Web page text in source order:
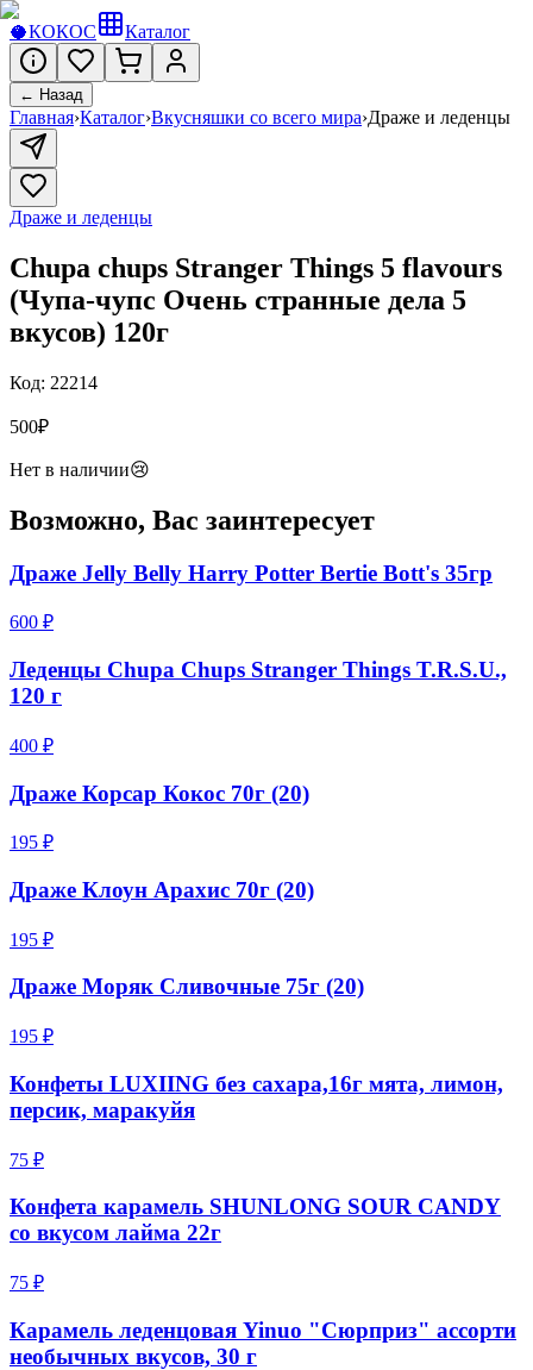
🥥КОКОС Каталог
← Назад
Главная›Каталог›Вкусняшки со всего мира›Драже и леденцы
Драже и леденцы
Chupa chups Stranger Things 5 flavours
(Чупа-чупс Очень странные дела 5
вкусов) 120г
Код: 22214
500₽
Нет в наличии😢
Возможно, Вас заинтересует
Драже Jelly Belly Harry Potter Bertie Bott's 35гр
600 ₽
Леденцы Chupa Chups Stranger Things T.R.S.U.,
120 г
400 ₽
Драже Корсар Кокос 70г (20)
195 ₽
Драже Клоун Арахис 70г (20)
195 ₽
Драже Моряк Сливочные 75г (20)
195 ₽
Конфеты LUXIING без сахара,16г мята, лимон,
персик, маракуйя
75 ₽
Конфета карамель SHUNLONG SOUR CANDY
со вкусом лайма 22г
75 ₽
Карамель леденцовая Yinuo "Сюрприз" ассорти
необычных вкусов, 30 г